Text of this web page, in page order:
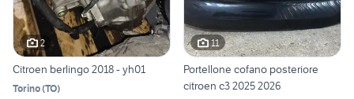
2
Citroen berlingo 2018 - yh01
Torino(TO)
11
Portellone cofano posteriore
citroen c3 2025 2026